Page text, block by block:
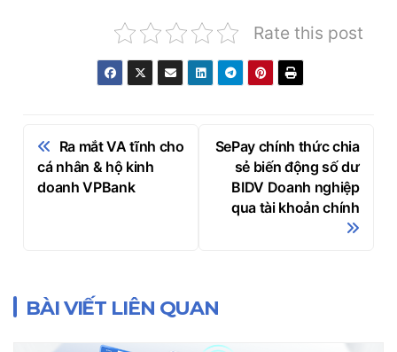
Rate this post
Điều
hướng
bài
SePay chính thức chia
sẻ biến động số dư
BIDV Doanh nghiệp
qua tài khoản chính
Ra mắt VA tĩnh cho
cá nhân & hộ kinh
doanh VPBank
BÀI VIẾT LIÊN QUAN